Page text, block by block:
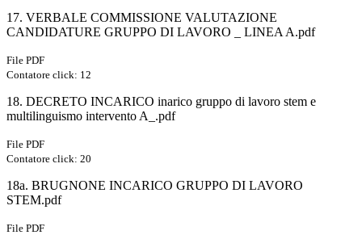
17. VERBALE COMMISSIONE VALUTAZIONE
CANDIDATURE GRUPPO DI LAVORO _ LINEA A.pdf
File PDF
Contatore click: 12
18. DECRETO INCARICO inarico gruppo di lavoro stem e
multilinguismo intervento A_.pdf
File PDF
Contatore click: 20
18a. BRUGNONE INCARICO GRUPPO DI LAVORO
STEM.pdf
File PDF